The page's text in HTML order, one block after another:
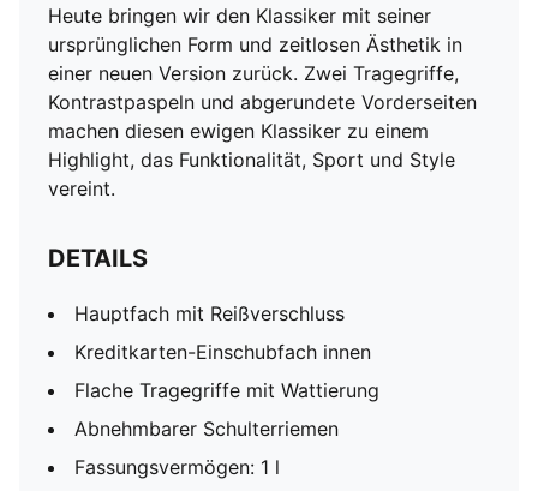
Heute bringen wir den Klassiker mit seiner
ursprünglichen Form und zeitlosen Ästhetik in
einer neuen Version zurück. Zwei Tragegriffe,
Kontrastpaspeln und abgerundete Vorderseiten
machen diesen ewigen Klassiker zu einem
Highlight, das Funktionalität, Sport und Style
vereint.
DETAILS
Hauptfach mit Reißverschluss
Kreditkarten-Einschubfach innen
Flache Tragegriffe mit Wattierung
Abnehmbarer Schulterriemen
Fassungsvermögen: 1 l